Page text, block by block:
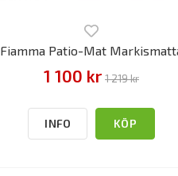
Fiamma Patio-Mat
1 100 kr 1 219 kr
INFO KÖP